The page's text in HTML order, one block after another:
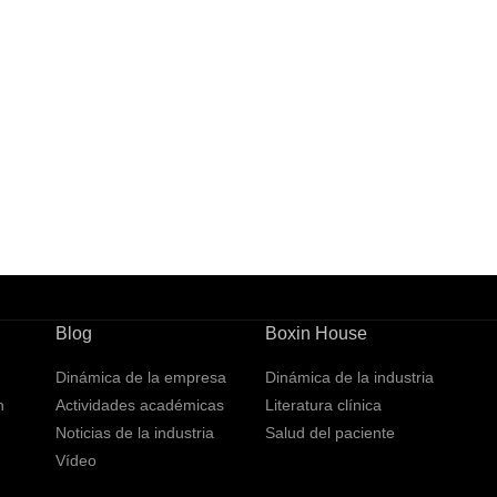
Blog
Dinámica de la empresa
Actividades académicas
Noticias de la industria
Vídeo
Boxin House
Dinámica de la industria
Literatura clínica
Salud del paciente